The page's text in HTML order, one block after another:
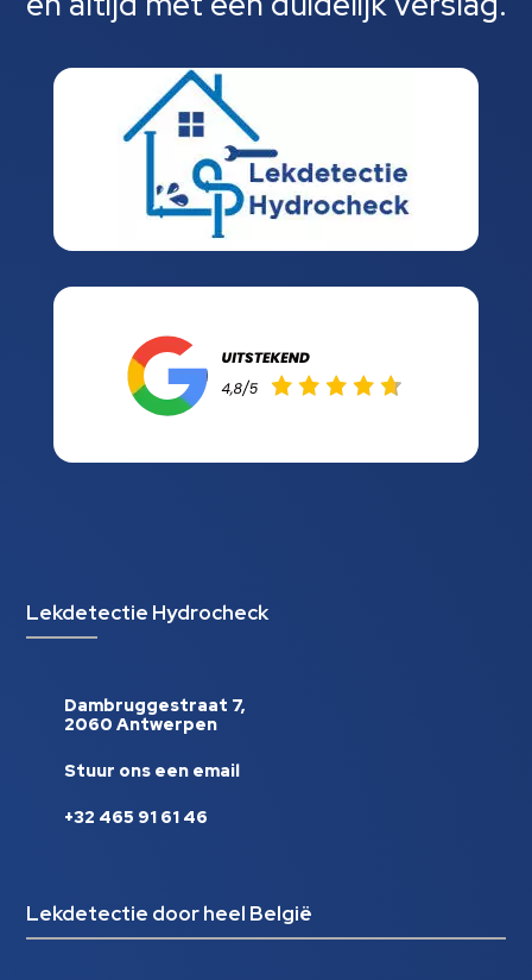
Lekdetectie Hydrocheck
Dambruggestraat 7,
2060 Antwerpen
Stuur ons een email
+32 465 91 61 46
Lekdetectie door heel België